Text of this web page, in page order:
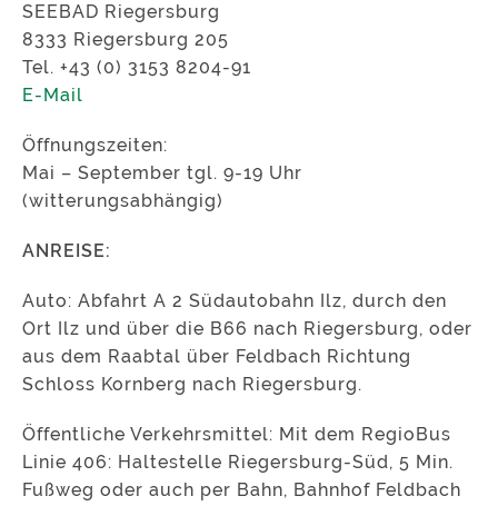
SEEBAD Riegersburg
8333 Riegersburg 205
Tel. +43 (0) 3153 8204-91
E-Mail
Öffnungszeiten:
Mai – September tgl. 9-19 Uhr
(witterungsabhängig)
ANREISE:
Auto: Abfahrt A 2 Südautobahn Ilz, durch den
Ort Ilz und über die B66 nach Riegersburg, oder
aus dem Raabtal über Feldbach Richtung
Schloss Kornberg nach Riegersburg.
Öffentliche Verkehrsmittel: Mit dem RegioBus
Linie 406: Haltestelle Riegersburg-Süd, 5 Min.
Fußweg oder auch per Bahn, Bahnhof Feldbach